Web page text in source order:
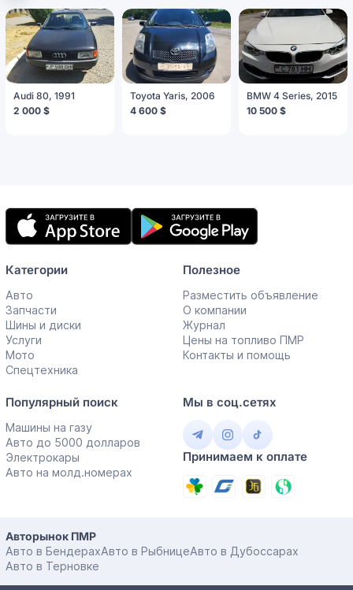
Audi 80, 1991
2 000 $
Toyota Yaris, 2006
4 600 $
BMW 4 Series, 2015
10 500 $
Мобильное
приложение
Категории
Авто
Запчасти
Шины и диски
Услуги
Мото
Спецтехника
Полезное
Разместить объявление
О компании
Журнал
Цены на топливо ПМР
Контакты и помощь
Популярный поиск
Машины на газу
Авто до 5000 долларов
Электрокары
Авто на молд.номерах
Мы в соц.сетях
Принимаем к оплате
Авторынок ПМР
Авто в БендерахАвто в РыбницеАвто в Дубоссарах
Авто в Терновке